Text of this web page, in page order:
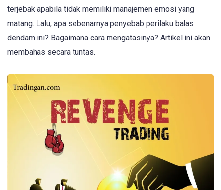
terjebak apabila tidak memiliki manajemen emosi yang
matang. Lalu, apa sebenarnya penyebab perilaku balas
dendam ini? Bagaimana cara mengatasinya? Artikel ini akan
membahas secara tuntas.